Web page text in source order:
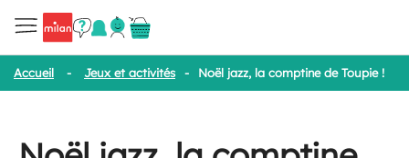
Accueil - Jeux et activités - Noël jazz, la comptine de Toupie !